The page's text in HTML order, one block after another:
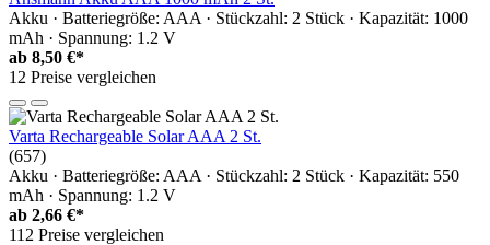
Akku · Batteriegröße: AAA · Stückzahl: 2 Stück · Kapazität: 1000
mAh · Spannung: 1.2 V
ab 8,50 €*
12 Preise vergleichen
Varta Rechargeable Solar AAA 2 St.
(657)
Akku · Batteriegröße: AAA · Stückzahl: 2 Stück · Kapazität: 550
mAh · Spannung: 1.2 V
ab 2,66 €*
112 Preise vergleichen